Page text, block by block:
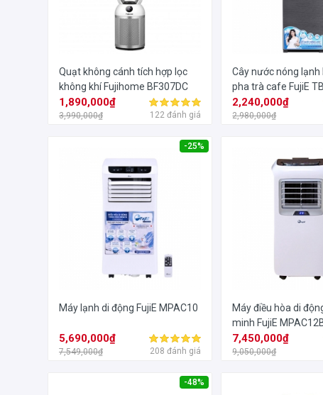
Quạt không cánh tích hợp lọc
không khí Fujihome BF307DC
1,890,000₫
3,990,000₫ 122 đánh giá
Cây nước nóng lạnh
pha trà cafe FujiE
2,240,000₫
2,980,000₫
-25%
Máy lạnh di động FujiE MPAC10
5,690,000₫
7,549,000₫ 208 đánh giá
Máy điều hòa di
minh FujiE
7,450,000₫
9,050,000₫
-48%